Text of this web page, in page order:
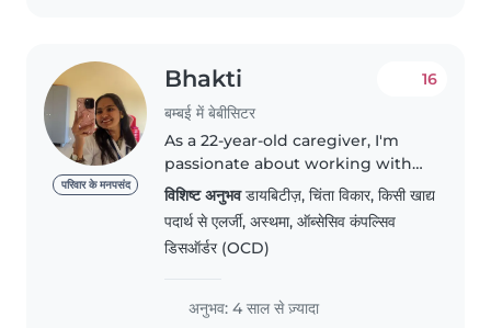
परिवार के मनपसंद
Bhakti
बम्बई में बेबीसिटर
16
As a 22-year-old caregiver, I'm
passionate about working with
children. With over a year of
experience caring for babies,
toddlers, and preschoolers, I
have a wide range of skills..
विशिष्ट अनुभवडायबिटीज़, चिंता विकार, किसी खाद्य
पदार्थ से एलर्जी, अस्थमा, ऑब्सेसिव कंपल्सिव
डिसऑर्डर (OCD)
अनुभव: 4 साल से ज़्यादा